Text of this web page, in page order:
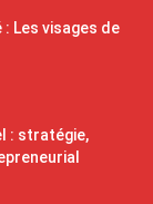
Les visages de
: stratégie,